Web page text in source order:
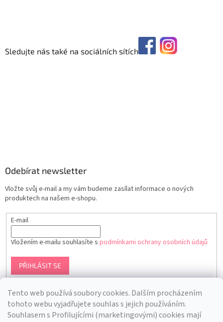
Tento web používá soubory cookies. Dalším procházením
tohoto webu vyjadřujete souhlas s jejich používáním.
Souhlasem s Profilujícími (marketingovými) cookies mají
Sledujte nás také na sociálních sítích
Odebírat newsletter
Vložte svůj e-mail a my vám budeme zasílat informace o nových
produktech na našem e-shopu.
E-mail
Vložením e-mailu souhlasíte s podmínkami ochrany osobních údajů
PŘIHLÁSIT SE